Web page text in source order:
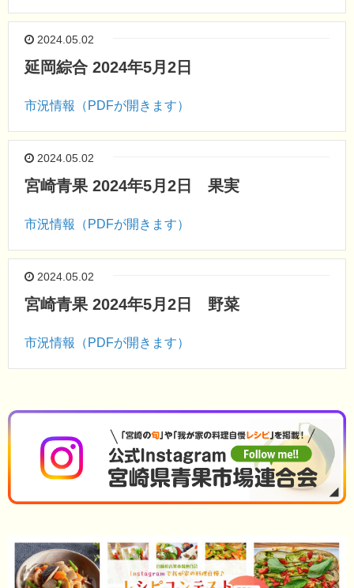
2024.05.02
延岡綜合 2024年5月2日
市況情報（PDFが開きます）
2024.05.02
宮崎青果 2024年5月2日 果実
市況情報（PDFが開きます）
2024.05.02
宮崎青果 2024年5月2日 野菜
市況情報（PDFが開きます）